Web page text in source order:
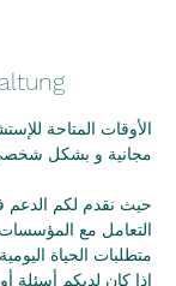
الأوقات المتاحة
مجانية و بشكل شخصي
حيث نقدم لكم الدعم
التعامل مع
متطلبات الحياة اليومية
اذا كان لديكم أسئلة